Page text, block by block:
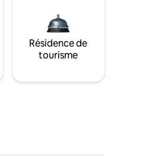
Résidence de
tourisme